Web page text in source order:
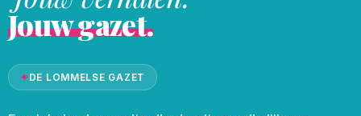
Jouw gazet.
✦DE LOMMELSE GAZET